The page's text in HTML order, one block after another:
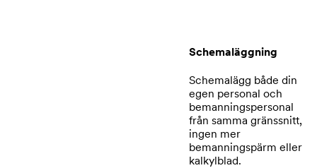
Schemaläggning
Schemalägg både din
egen personal och
bemanningspersonal
från samma gränssnitt,
ingen mer
bemanningspärm eller
kalkylblad.